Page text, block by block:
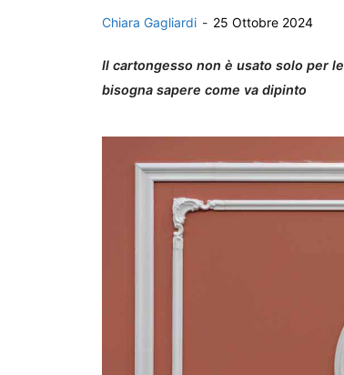
Chiara Gagliardi - 25 Ottobre 2024
Il cartongesso non è usato solo per
bisogna sapere come va dipinto